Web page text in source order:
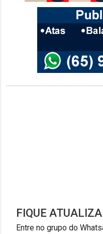
FIQUE
Entre no grupo do